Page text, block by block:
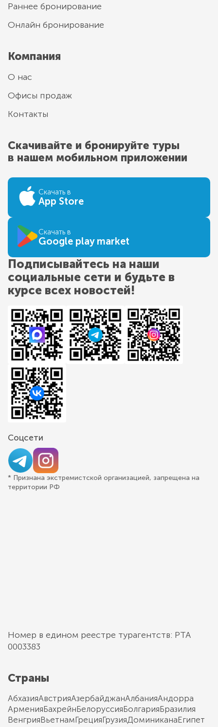
Раннее бронирование
Онлайн бронирование
Компания
О нас
Офисы продаж
Контакты
Скачивайте и бронируйте туры
в нашем мобильном приложении
Скачать в
App Store
Скачать в
Google play market
Подписывайтесь на наши
социальные сети и будьте в
курсе всех новостей!
Соцсети
* Признана экстремистской организацией, запрещена на
территории РФ
Номер в едином реестре турагентств: РТА
0003383
Страны
АбхазияАвстрияАзербайджанАлбанияАндорра
АрменияБахрейнБелоруссияБолгарияБразилия
ВенгрияВьетнамГрецияГрузияДоминиканаЕгипет